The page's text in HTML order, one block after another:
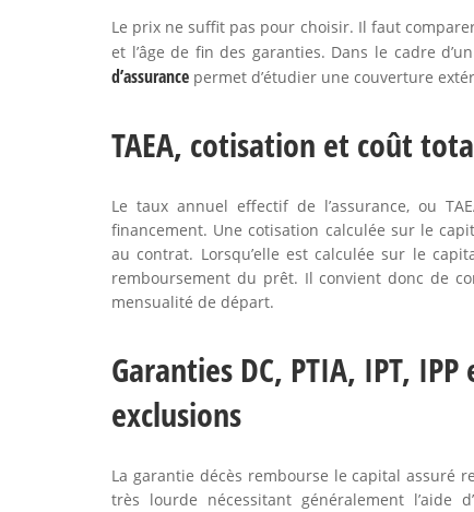
Le prix ne suffit pas pour choisir. Il faut
et l’âge de fin des garanties. Dans le cadre
d’assurance permet d’étudier une couverture
TAEA, cotisation et coût
Le taux annuel effectif de l’assurance, ou
financement. Une cotisation calculée sur le
au contrat. Lorsqu’elle est calculée sur le
remboursement du prêt. Il convient donc de
mensualité de départ.
Garanties DC, PTIA, IPT,
exclusions
La garantie décès rembourse le capital assuré
très lourde nécessitant généralement l’aide